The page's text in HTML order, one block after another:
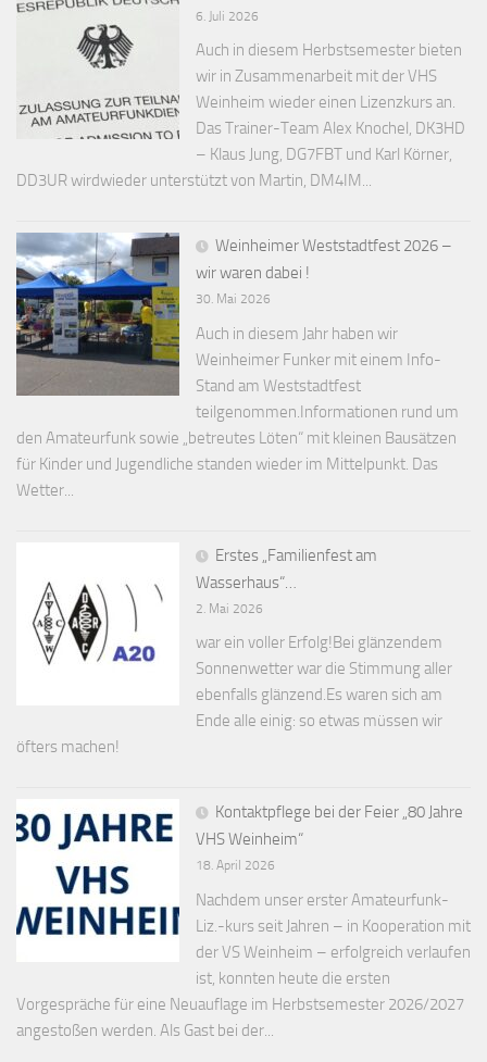
6. Juli 2026
Auch in diesem Herbstsemester bieten
wir in Zusammenarbeit mit der VHS
Weinheim wieder einen Lizenzkurs an.
Das Trainer-Team Alex Knochel, DK3HD
– Klaus Jung, DG7FBT und Karl Körner,
DD3UR wirdwieder unterstützt von Martin, DM4IM...
Weinheimer Weststadtfest 2026 –
wir waren dabei !
30. Mai 2026
Auch in diesem Jahr haben wir
Weinheimer Funker mit einem Info-
Stand am Weststadtfest
teilgenommen.Informationen rund um
den Amateurfunk sowie „betreutes Löten“ mit kleinen Bausätzen
für Kinder und Jugendliche standen wieder im Mittelpunkt. Das
Wetter...
Erstes „Familienfest am
Wasserhaus“…
2. Mai 2026
war ein voller Erfolg!Bei glänzendem
Sonnenwetter war die Stimmung aller
ebenfalls glänzend.Es waren sich am
Ende alle einig: so etwas müssen wir
öfters machen!
Kontaktpflege bei der Feier „80 Jahre
VHS Weinheim“
18. April 2026
Nachdem unser erster Amateurfunk-
Liz.-kurs seit Jahren – in Kooperation mit
der VS Weinheim – erfolgreich verlaufen
ist, konnten heute die ersten
Vorgespräche für eine Neuauflage im Herbstsemester 2026/2027
angestoßen werden. Als Gast bei der...